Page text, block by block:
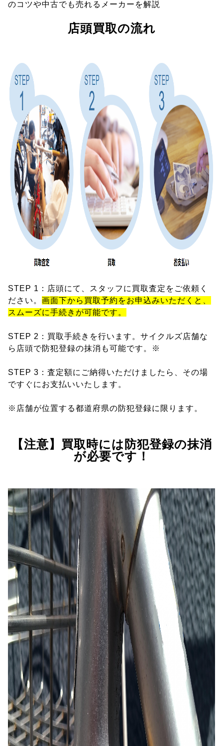
のコツや中古でも売れるメーカーを解説
店頭買取の流れ
STEP 1：店頭にて、スタッフに買取査定をご依頼く
ださい。 画面下から買取予約をお申込みいただくと、
スムーズに手続きが可能です。
STEP 2：買取手続きを行います。サイクルズ店舗な
ら店頭で防犯登録の抹消も可能です。※
STEP 3：査定額にご納得いただけましたら、その場
ですぐにお支払いいたします。
※店舗が位置する都道府県の防犯登録に限ります。
【注意】買取時には防犯登録の抹消
が必要です！